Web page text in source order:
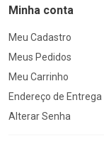
Minha conta
Meu Cadastro
Meus Pedidos
Meu Carrinho
Endereço de Entrega
Alterar Senha